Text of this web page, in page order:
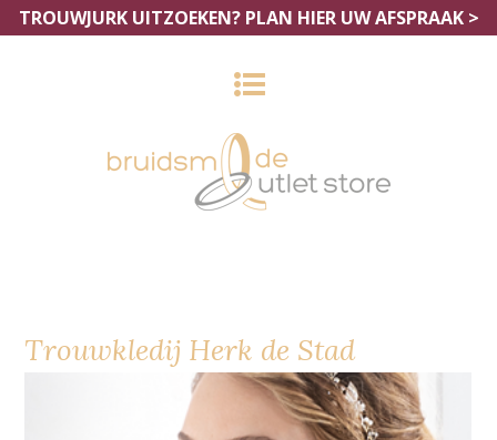
TROUWJURK UITZOEKEN? PLAN HIER UW AFSPRAAK >
Trouwkledij Herk de Stad